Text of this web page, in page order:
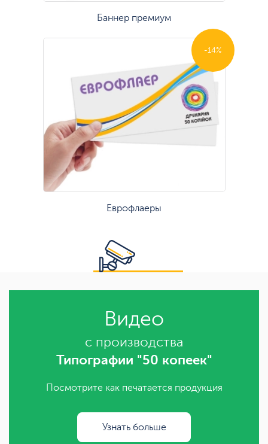
Баннер премиум
-14%
Еврофлаеры
Видео
с производства
Типографии "50 копеек"
Посмотрите как печатается продукция
Узнать больше